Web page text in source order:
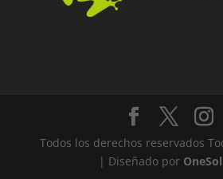
Todos los derechos reservados
| Diseñado por